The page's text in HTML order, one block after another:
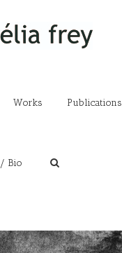
Works Publications
Bio